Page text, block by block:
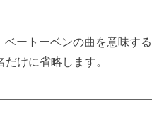
ートーベンの曲を意味す
けに省略します。